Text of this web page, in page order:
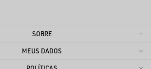
SOBRE
MEUS DADOS